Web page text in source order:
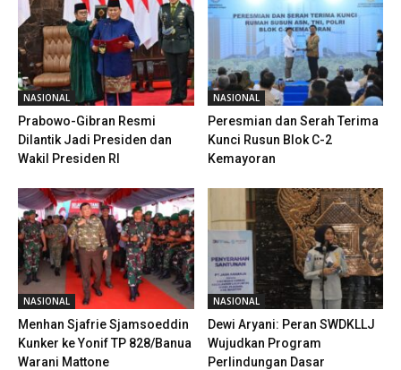
NASIONAL
Prabowo-Gibran Resmi
Dilantik Jadi Presiden dan
Wakil Presiden RI
NASIONAL
Peresmian dan Serah Terima
Kunci Rusun Blok C-2
Kemayoran
NASIONAL
Menhan Sjafrie Sjamsoeddin
Kunker ke Yonif TP 828/Banua
Warani Mattone
NASIONAL
Dewi Aryani: Peran SWDKLLJ
Wujudkan Program
Perlindungan Dasar